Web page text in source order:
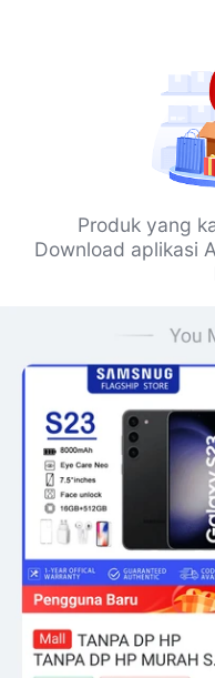
Produk yang
Download aplikasi